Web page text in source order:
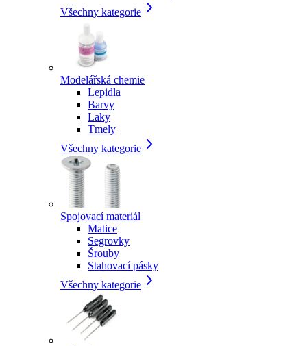
Všechny kategorie
Modelářská chemie
Lepidla
Barvy
Laky
Tmely
Všechny kategorie
Spojovací materiál
Matice
Segrovky
Šrouby
Stahovací pásky
Všechny kategorie